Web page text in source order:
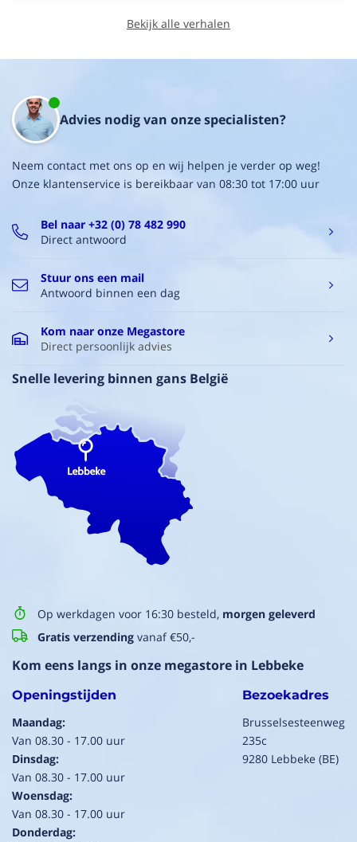
Bekijk alle verhalen
Advies nodig van onze specialisten?
Neem contact met ons op en wij helpen je verder op weg!
Onze klantenservice is bereikbaar van 08:30 tot 17:00 uur
Bel naar +32 (0) 78 482 990
Direct antwoord
Stuur ons een mail
Antwoord binnen een dag
Kom naar onze Megastore
Direct persoonlijk advies
Snelle levering binnen gans België
Op werkdagen voor 16:30 besteld, morgen geleverd
Gratis verzending vanaf €50,-
Kom eens langs in onze megastore in Lebbeke
Openingstijden
Maandag:
Van 08.30 - 17.00 uur
Dinsdag:
Van 08.30 - 17.00 uur
Woensdag:
Van 08.30 - 17.00 uur
Donderdag:
Bezoekadres
Brusselsesteenweg
235c
9280 Lebbeke (BE)